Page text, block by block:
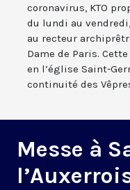
coronavirus, KTO
du lundi au
au recteur
Dame de Paris.
en l’église Saint-
continuité des
Messe à